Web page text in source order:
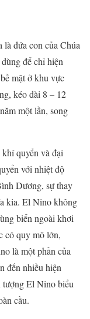
đứa con của Chúa
để chỉ hiện
mặt ở khu vực
kéo dài 8 – 12
một lần, song
quyển và đại
với nhiệt độ
Dương, sự thay
kia. El Nino không
biển ngoài khơi
có quy mô lớn,
là một phần của
đến nhiều hiện
tượng El Nino biểu
cầu.